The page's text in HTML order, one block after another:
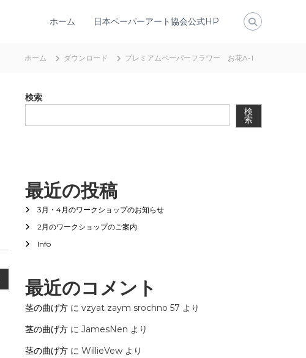
ホーム 日本ペーパーアート協会公式HP
ホーム ダウンロード プレミアムペーパーフラワー お花A-1
検索
検
索
最近の投稿
3月・4月のワークショップのお知らせ
2月のワークショップのご案内
Info
最近のコメント
茎の曲げ方 にvzyat zaym srochno 57 より
茎の曲げ方 にJamesNen より
茎の曲げ方 にWillieVew より